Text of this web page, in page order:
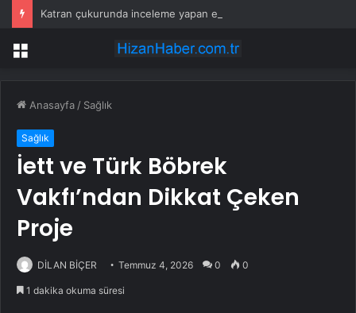
Menü
Anasayfa / Sağlık
Sağlık
İett ve Türk Böbrek
Vakfı’ndan Dikkat Çeken
Proje
DİLAN BİÇER Temmuz 4, 2026 0 0
1 dakika okuma süresi